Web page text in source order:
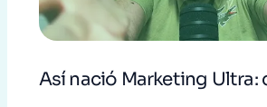
Así nació Marketing Ultra: